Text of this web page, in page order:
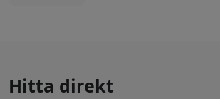
Hitta direkt